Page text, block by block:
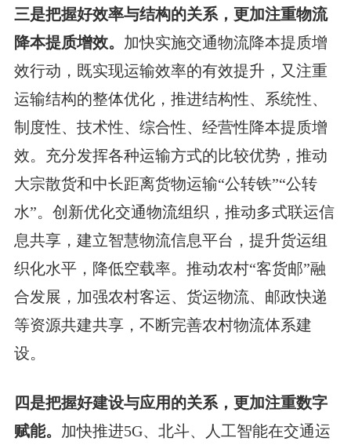
三是把握好效率与结构的关系，更加注重物流
降本提质增效。 加快实施交通物流降本提质增
效行动，既实现运输效率的有效提升，又注重
运输结构的整体优化，推进结构性、系统性、
制度性、技术性、综合性、经营性降本提质增
效。充分发挥各种运输方式的比较优势，推动
大宗散货和中长距离货物运输“公转铁”“公转
水”。创新优化交通物流组织，推动多式联运信
息共享，建立智慧物流信息平台，提升货运组
织化水平，降低空载率。推动农村“客货邮”融
合发展，加强农村客运、货运物流、邮政快递
等资源共建共享，不断完善农村物流体系建
设。
四是把握好建设与应用的关系，更加注重数字
赋能。 加快推进5G、北斗、人工智能在交通运